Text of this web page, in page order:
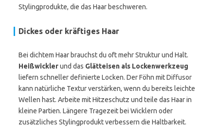
Stylingprodukte, die das Haar beschweren.
Dickes oder kräftiges Haar
Bei dichtem Haar brauchst du oft mehr Struktur und Halt.
Heißwicklerund das Glätteisen als Lockenwerkzeug
liefern schneller definierte Locken. Der Föhn mit Diffusor
kann natürliche Textur verstärken, wenn du bereits leichte
Wellen hast. Arbeite mit Hitzeschutz und teile das Haar in
kleine Partien. Längere Tragezeit bei Wicklern oder
zusätzliches Stylingprodukt verbessern die Haltbarkeit.